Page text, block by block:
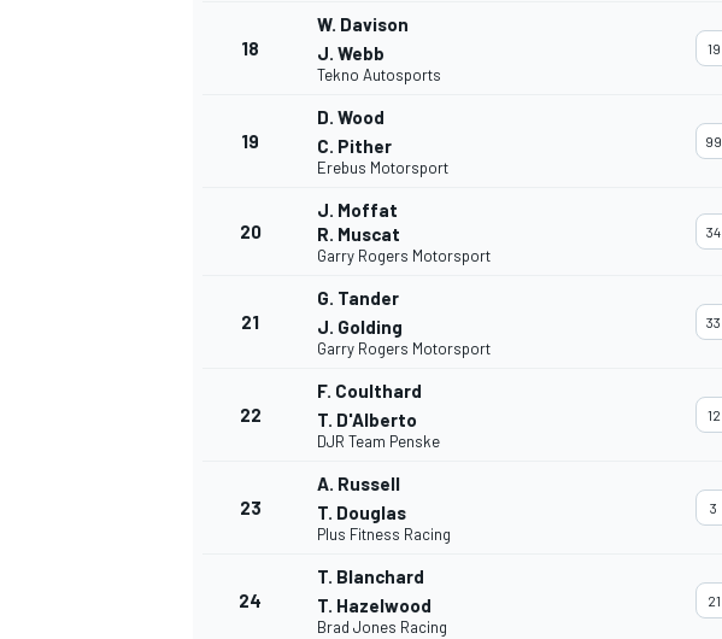
18
W. Davison
J. Webb
Tekno Autosports
19
19
D. Wood
C. Pither
Erebus Motorsport
99
20
J. Moffat
R. Muscat
Garry Rogers Motorsport
34
21
G. Tander
J. Golding
Garry Rogers Motorsport
33
22
F. Coulthard
T. D'Alberto
DJR Team Penske
12
23
A. Russell
T. Douglas
Plus Fitness Racing
3
24
T. Blanchard
T. Hazelwood
Brad Jones Racing
21